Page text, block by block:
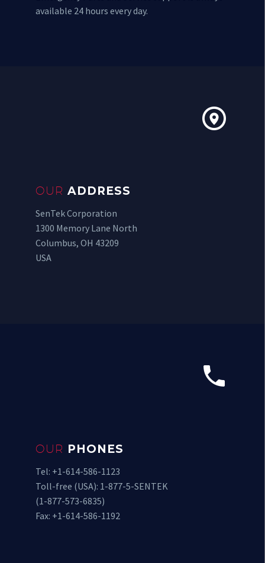
available 24 hours every day.


OUR ADDRESS
SenTek Corporation
1300 Memory Lane North
Columbus, OH 43209
USA


OUR PHONES
Tel: +1-614-586-1123
Toll-free (USA): 1-877-5-SENTEK
(1-877-573-6835)
Fax: +1-614-586-1192